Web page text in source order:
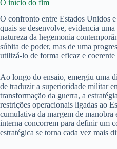
O início do fim
O confronto entre Estados Unidos
quais se desenvolve, evidencia
natureza da hegemonia
súbita de poder, mas de uma
utilizá-lo de forma eficaz e
Ao longo do ensaio, emergiu uma
de traduzir a superioridade militar
transformação da guerra, a
restrições operacionais ligadas ao
cumulativa da margem de manobra
interna concorrem para definir um
estratégica se torna cada vez mais